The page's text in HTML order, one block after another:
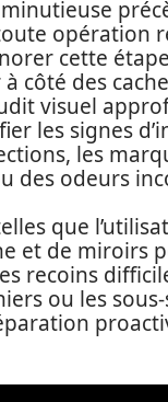
opération
cette
côté des
visuel
les signes
les
des odeurs
que
et de miroirs
recoins
ou les